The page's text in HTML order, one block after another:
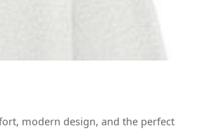
modern design, and the perfect